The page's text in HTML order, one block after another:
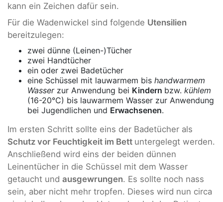
kann ein Zeichen dafür sein.
Für die Wadenwickel sind folgende Utensilien
bereitzulegen:
zwei dünne (Leinen-)Tücher
zwei Handtücher
ein oder zwei Badetücher
eine Schüssel mit lauwarmem bis handwarmem
Wasser zur Anwendung bei Kindern bzw. kühlem
(16-20°C) bis lauwarmem Wasser zur Anwendung
bei Jugendlichen und Erwachsenen.
Im ersten Schritt sollte eins der Badetücher als
Schutz vor Feuchtigkeit im Bett untergelegt werden.
Anschließend wird eins der beiden dünnen
Leinentücher in die Schüssel mit dem Wasser
getaucht und ausgewrungen. Es sollte noch nass
sein, aber nicht mehr tropfen. Dieses wird nun circa